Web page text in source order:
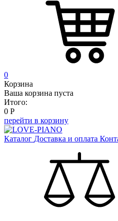
0
Корзина
Ваша корзина пуста
Итого:
0 Р
перейти в корзину
Каталог Доставка и оплата